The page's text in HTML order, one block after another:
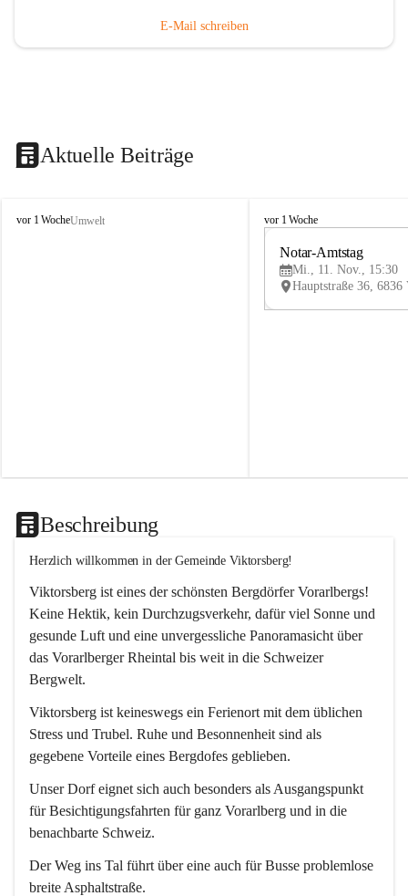
E-Mail schreiben
Aktuelle Beiträge
V
vor 1 WocheUmwelt
V
vor 1 Woche
Notar-Amtstag
Mi., 11. Nov., 15:30
Beschreibung
Herzlich willkommen in der Gemeinde Viktorsberg!
Viktorsberg ist eines der schönsten Bergdörfer Vorarlbergs!
Keine Hektik, kein Durchzugsverkehr, dafür viel Sonne und
gesunde Luft und eine unvergessliche Panoramasicht über
das Vorarlberger Rheintal bis weit in die Schweizer
Bergwelt.
Viktorsberg ist keineswegs ein Ferienort mit dem üblichen
Stress und Trubel. Ruhe und Besonnenheit sind als
gegebene Vorteile eines Bergdofes geblieben.
Unser Dorf eignet sich auch besonders als Ausgangspunkt
für Besichtigungsfahrten für ganz Vorarlberg und in die
benachbarte Schweiz.
Der Weg ins Tal führt über eine auch für Busse problemlose
breite Asphaltstraße.